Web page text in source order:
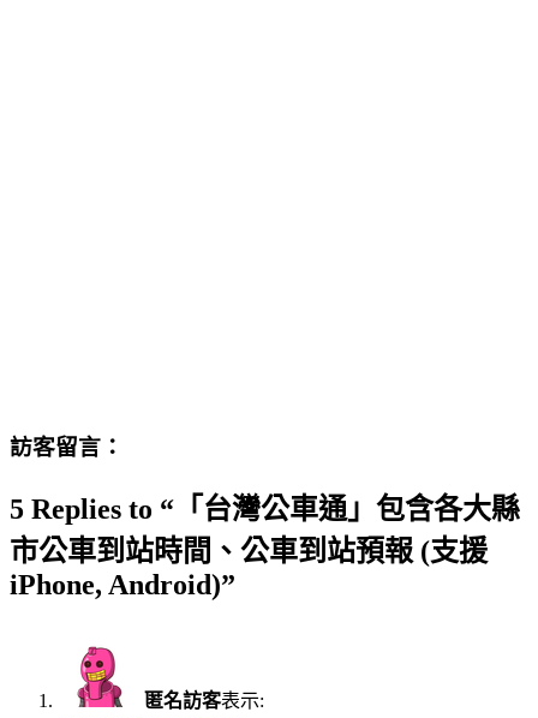
訪客留言：
5 Replies to “「台灣公車通」包含各大縣
市公車到站時間、公車到站預報 (支援
iPhone, Android)”
匿名訪客表示: